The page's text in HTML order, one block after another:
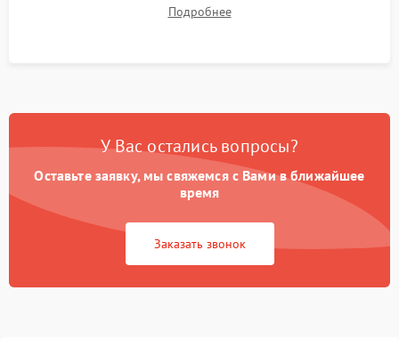
автономности работы и итоговый контроль качества.
Подробнее
У Вас остались вопросы?
Оставьте заявку, мы свяжемся с Вами в ближайшее
время
Заказать звонок